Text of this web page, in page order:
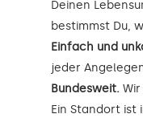
Deinen
bestimmst Du,
Einfach und
jeder
Bundesweit.
Ein Standort ist